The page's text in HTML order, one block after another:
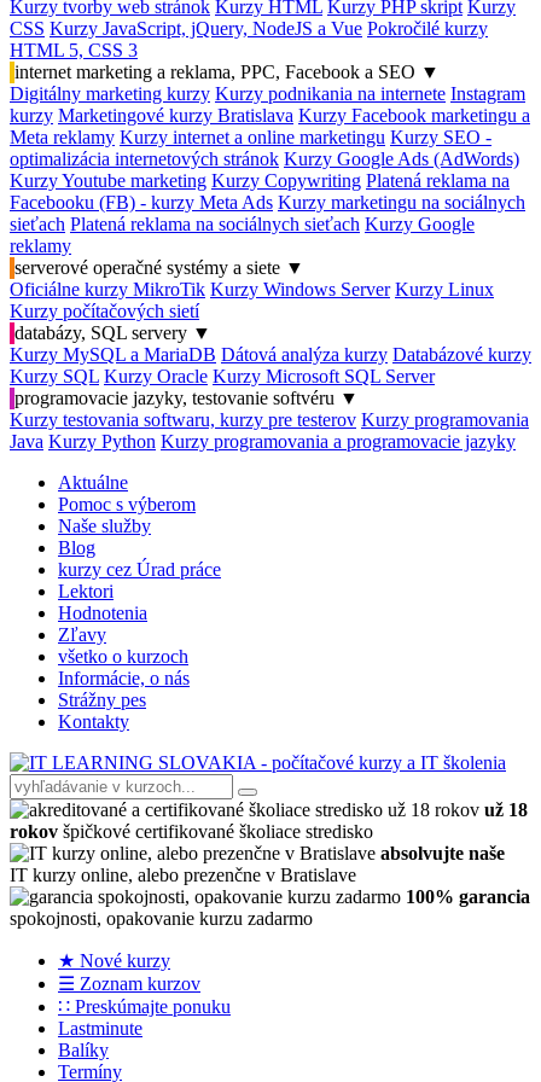
Kurzy tvorby web stránok Kurzy HTML Kurzy PHP skript Kurzy
CSS Kurzy JavaScript, jQuery, NodeJS a Vue Pokročilé kurzy
HTML 5, CSS 3
internet marketing a reklama, PPC, Facebook a SEO ▼
Digitálny marketing kurzy Kurzy podnikania na internete Instagram
kurzy Marketingové kurzy Bratislava Kurzy Facebook marketingu a
Meta reklamy Kurzy internet a online marketingu Kurzy SEO -
optimalizácia internetových stránok Kurzy Google Ads (AdWords)
Kurzy Youtube marketing Kurzy Copywriting Platená reklama na
Facebooku (FB) - kurzy Meta Ads Kurzy marketingu na sociálnych
sieťach Platená reklama na sociálnych sieťach Kurzy Google
reklamy
serverové operačné systémy a siete ▼
Oficiálne kurzy MikroTik Kurzy Windows Server Kurzy Linux
Kurzy počítačových sietí
databázy, SQL servery ▼
Kurzy MySQL a MariaDB Dátová analýza kurzy Databázové kurzy
Kurzy SQL Kurzy Oracle Kurzy Microsoft SQL Server
programovacie jazyky, testovanie softvéru ▼
Kurzy testovania softwaru, kurzy pre testerov Kurzy programovania
Java Kurzy Python Kurzy programovania a programovacie jazyky
Aktuálne
Pomoc s výberom
Naše služby
Blog
kurzy cez Úrad práce
Lektori
Hodnotenia
Zľavy
všetko o kurzoch
Informácie, o nás
Strážny pes
Kontakty
už 18
rokov špičkové certifikované školiace stredisko
absolvujte naše
IT kurzy online, alebo prezenčne v Bratislave
100% garancia
spokojnosti, opakovanie kurzu zadarmo
★ Nové kurzy
☰ Zoznam kurzov
∷ Preskúmajte ponuku
Lastminute
Balíky
Termíny